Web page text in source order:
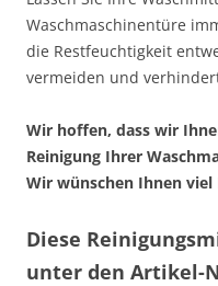
Waschmaschinentüre
die Restfeuchtigkeit
vermeiden und
Wir hoffen, dass wir
Reinigung Ihrer
Wir wünschen Ihnen viel
Diese
unter den Artikel-